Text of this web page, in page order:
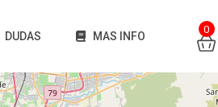
DUDAS MAS INFO
0